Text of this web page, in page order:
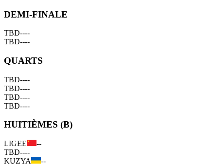
DEMI-FINALE
TBD----
TBD----
QUARTS
TBD----
TBD----
TBD----
TBD----
HUITIÈMES (B)
LIGEE
--
TBD----
KUZYA
--